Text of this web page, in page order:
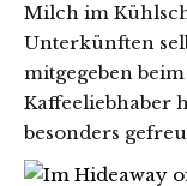
Milch im
Unterkünften
mitgegeben
Kaffeeliebhaber
besonders